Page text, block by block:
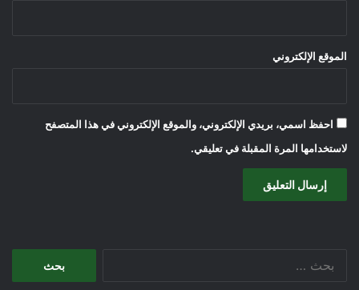
الموقع الإلكتروني
احفظ اسمي، بريدي الإلكتروني، والموقع الإلكتروني في هذا المتصفح
لاستخدامها المرة المقبلة في تعليقي.